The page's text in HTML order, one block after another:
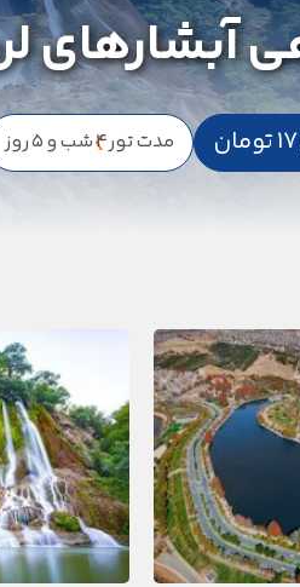
آبشارهای
مدت تور4 شب و 5 روز